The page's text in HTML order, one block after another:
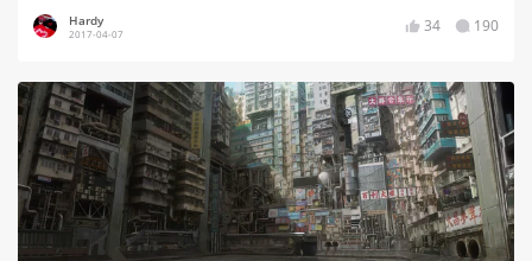
Hardy
2017-04-07 34 190